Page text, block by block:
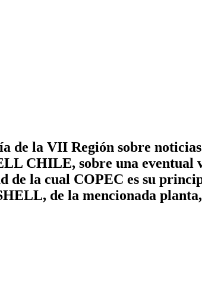
de la VII Región sobre
CHILE, sobre una eventual
de la cual COPEC es su
de la mencionada